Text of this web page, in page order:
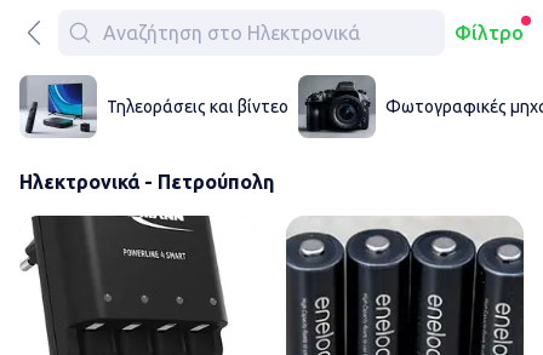
Φίλτρο
Τηλεοράσεις και βίντεο Φωτογραφικές
Ηλεκτρονικά - Πετρούπολη
Πουλιούνται 3 φορτιστές